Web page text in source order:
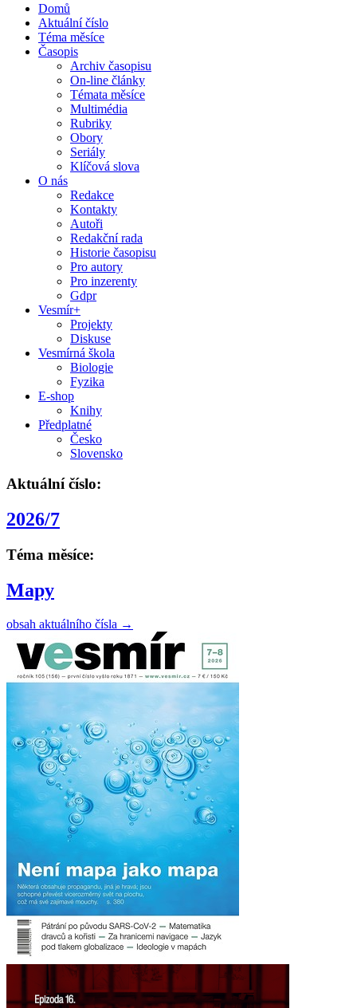
Domů
Aktuální číslo
Téma měsíce
Časopis
Archiv časopisu
On-line články
Témata měsíce
Multimédia
Rubriky
Obory
Seriály
Klíčová slova
O nás
Redakce
Kontakty
Autoři
Redakční rada
Historie časopisu
Pro autory
Pro inzerenty
Gdpr
Vesmír+
Projekty
Diskuse
Vesmírná škola
Biologie
Fyzika
E-shop
Knihy
Předplatné
Česko
Slovensko
Aktuální číslo:
2026/7
Téma měsíce:
Mapy
obsah aktuálního čísla →